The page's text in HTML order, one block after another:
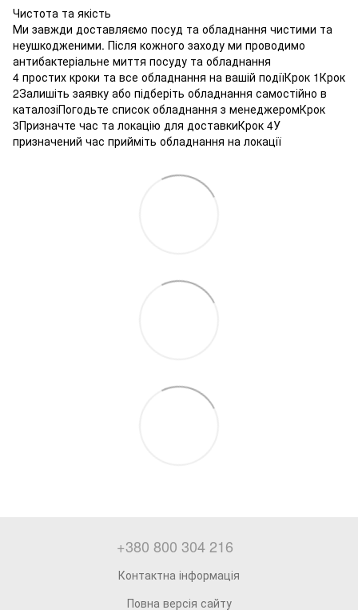
Чистота та якість
Ми завжди доставляємо посуд та обладнання чистими та
неушкодженими. Після кожного заходу ми проводимо
антибактеріальне миття посуду та обладнання
4 простих кроки та все обладнання на вашій подіїКрок 1Крок
2Залишіть заявку або підберіть обладнання самостійно в
каталозіПогодьте список обладнання з менеджеромКрок
3Призначте час та локацію для доставкиКрок 4У
призначений час прийміть обладнання на локації
+380 800 304 216
Контактна інформація
Повна версія сайту